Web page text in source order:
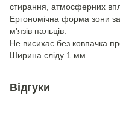
стирання, атмосферних
Ергономічна форма зони
м'язів пальців.
Не висихає без ковпачка
Ширина сліду 1 мм.
Відгуки